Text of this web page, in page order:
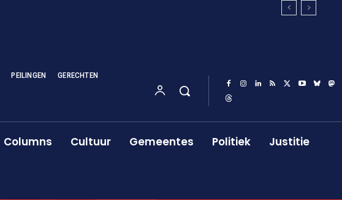
PEILINGEN GERECHTEN
Columns Cultuur Gemeentes Politiek Justitie